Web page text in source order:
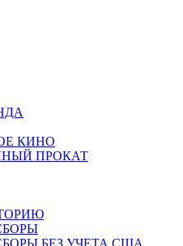
КИНО
ПРОКАТ
БЕЗ УЧЕТА США